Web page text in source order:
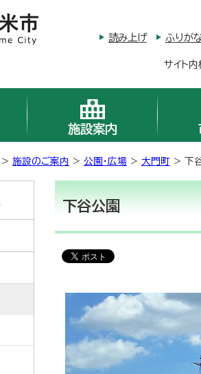
読み上げ ふりが
サイト
施設案内
> 施設のご案内 > 公園・広場 > 大門町 > 下
下谷公園